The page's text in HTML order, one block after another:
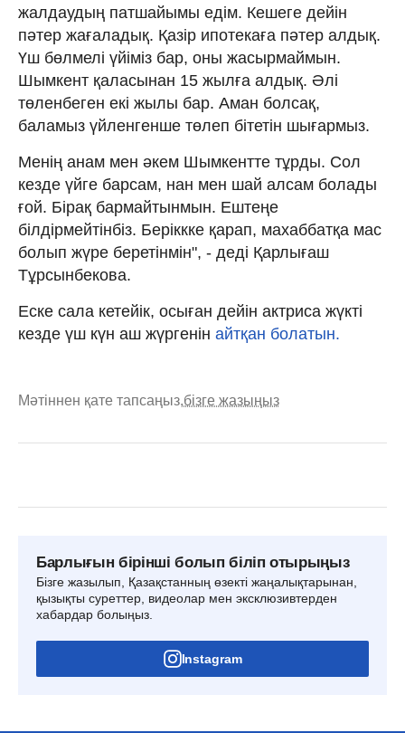
жалдаудың патшайымы едім. Кешеге дейін
пәтер жағаладық. Қазір ипотекаға пәтер алдық.
Үш бөлмелі үйіміз бар, оны жасырмаймын.
Шымкент қаласынан 15 жылға алдық. Әлі
төленбеген екі жылы бар. Аман болсақ,
баламыз үйленгенше төлеп бітетін шығармыз.
Менің анам мен әкем Шымкентте тұрды. Сол
кезде үйге барсам, нан мен шай алсам болады
ғой. Бірақ бармайтынмын. Ештеңе
білдірмейтінбіз. Беріккке қарап, махаббатқа мас
болып жүре беретінмін", - деді Қарлығаш
Тұрсынбекова.
Еске сала кетейік, осыған дейін актриса жүкті
кезде үш күн аш жүргенін айтқан болатын.
Мәтіннен қате тапсаңыз,бізге жазыңыз
Барлығын бірінші болып біліп отырыңыз
Бізге жазылып, Қазақстанның өзекті жаңалықтарынан,
қызықты суреттер, видеолар мен эксклюзивтерден
хабардар болыңыз.
Instagram